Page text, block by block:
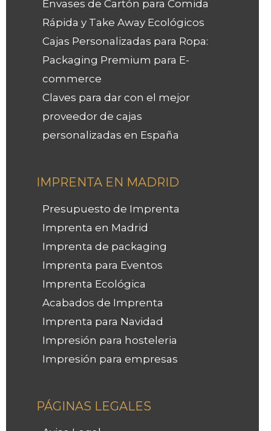
Envases de Cartón para Comida
Rápida y Take Away Ecológicos
Cajas Personalizadas para Ropa:
Packaging Premium para E-
commerce
Claves para dar con el mejor
proveedor de cajas
personalizadas en España
IMPRENTA EN MADRID
Presupuesto de Imprenta
Imprenta en Madrid
Imprenta de packaging
Imprenta para Eventos
Imprenta Ecológica
Acabados de Imprenta
Imprenta para Navidad
Impresión para hosteleria
Impresión para empresas
PÁGINAS LEGALES
Facebook